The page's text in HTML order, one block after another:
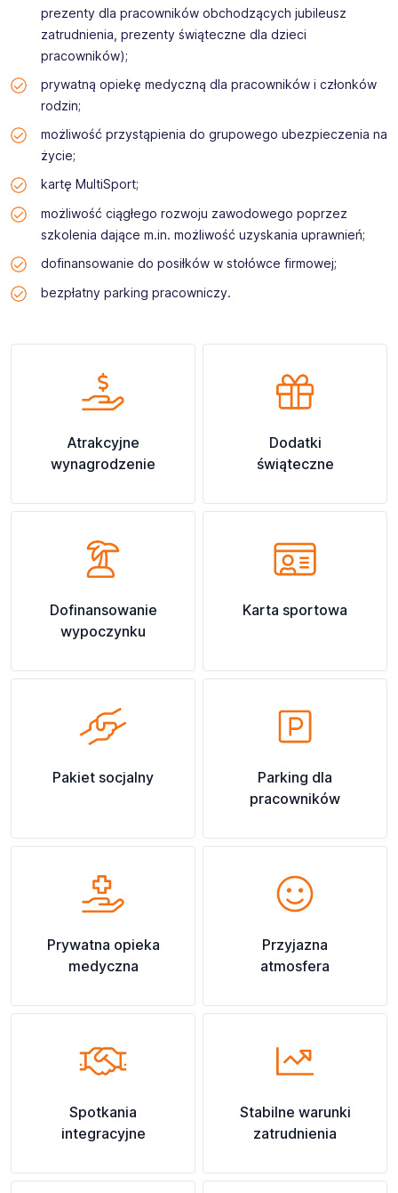
prezenty dla pracowników obchodzących jubileusz
zatrudnienia, prezenty świąteczne dla dzieci
pracowników);
prywatną opiekę medyczną dla pracowników i członków
rodzin;
możliwość przystąpienia do grupowego ubezpieczenia na
życie;
kartę MultiSport;
możliwość ciągłego rozwoju zawodowego poprzez
szkolenia dające m.in. możliwość uzyskania uprawnień;
dofinansowanie do posiłków w stołówce firmowej;
bezpłatny parking pracowniczy.
Atrakcyjne
wynagrodzenie
Dodatki
świąteczne
Dofinansowanie
wypoczynku
Karta sportowa
Pakiet socjalny
Parking dla
pracowników
Prywatna opieka
medyczna
Przyjazna
atmosfera
Spotkania
integracyjne
Stabilne warunki
zatrudnienia